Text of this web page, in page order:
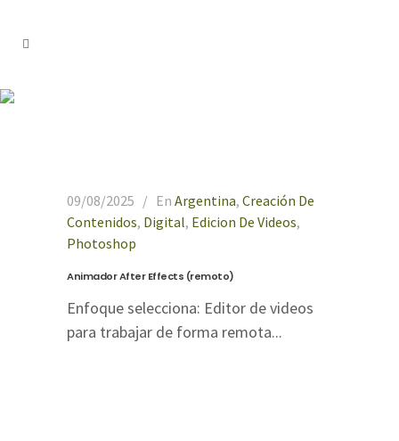
09/08/2025 En Argentina, Creación De
Contenidos, Digital, Edicion De Videos,
Photoshop
Animador After Effects (remoto)
Enfoque selecciona: Editor de videos
para trabajar de forma remota...